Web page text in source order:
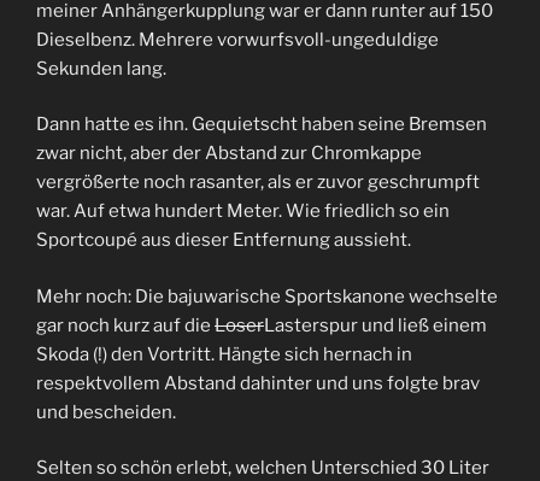
meiner Anhängerkupplung war er dann runter auf 150
Dieselbenz. Mehrere vorwurfsvoll-ungeduldige
Sekunden lang.
Dann hatte es ihn. Gequietscht haben seine Bremsen
zwar nicht, aber der Abstand zur Chromkappe
vergrößerte noch rasanter, als er zuvor geschrumpft
war. Auf etwa hundert Meter. Wie friedlich so ein
Sportcoupé aus dieser Entfernung aussieht.
Mehr noch: Die bajuwarische Sportskanone wechselte
gar noch kurz auf die LoserLasterspur und ließ einem
Skoda (!) den Vortritt. Hängte sich hernach in
respektvollem Abstand dahinter und uns folgte brav
und bescheiden.
Selten so schön erlebt, welchen Unterschied 30 Liter